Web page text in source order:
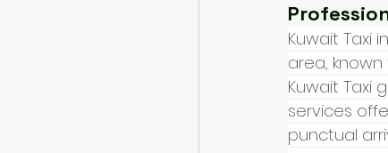
Kuwait Taxi
area,
Kuwait Taxi
services
punctual